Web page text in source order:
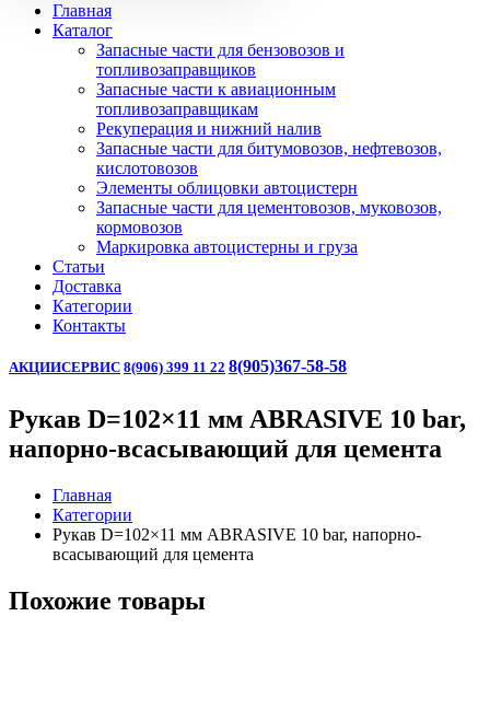
Главная
Каталог
Запасные части для бензовозов и
топливозаправщиков
Запасные части к авиационным
топливозаправщикам
Рекуперация и нижний налив
Запасные части для битумовозов, нефтевозов,
кислотовозов
Элементы облицовки автоцистерн
Запасные части для цементовозов, муковозов,
кормовозов
Маркировка автоцистерны и груза
Статьи
Доставка
Категории
Контакты
АКЦИИСЕРВИС 8(906) 399 11 22 8(905)367-58-58
Рукав D=102×11 мм ABRASIVE 10 bar,
напорно-всасывающий для цемента
Главная
Категории
Рукав D=102×11 мм ABRASIVE 10 bar, напорно-
всасывающий для цемента
Похожие товары